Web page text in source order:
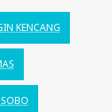
KENCANG